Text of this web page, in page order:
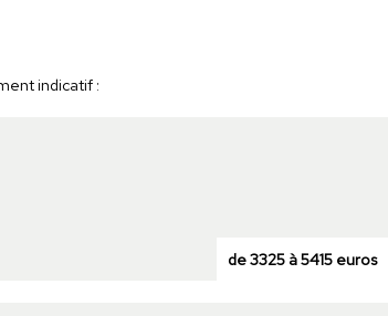
indicatif :
de 3325 à 5415 euros